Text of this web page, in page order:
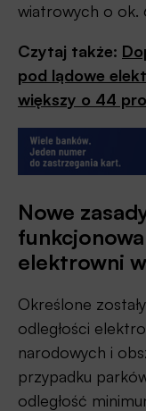
wiatrowych o ok.
Czytaj także:
pod lądowe
większy o 44
Nowe
elektrowni
Określone
odległości
narodowych i
przypadku
odległość